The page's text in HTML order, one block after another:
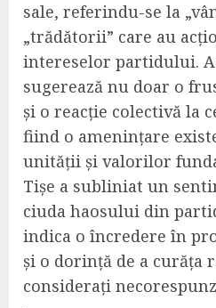
sale, referindu-se la
„trădătorii” care au
intereselor partidului.
sugerează nu doar o
și o reacție colectivă la
fiind o amenințare
unității și valorilor
Tișe a subliniat un
ciuda haosului din
indica o încredere în
și o dorință de a curăța
considerați